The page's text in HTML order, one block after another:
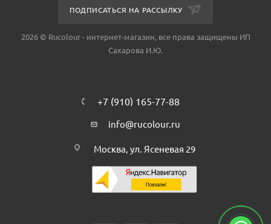
ПОДПИСАТЬСЯ НА РАССЫЛКУ
2026 © Rucolour - интернет-магазин, все права защищены ИП
Сахарова И.Ю.
+7 (910) 165-77-88
info@rucolour.ru
Москва, ул. Ясеневая 29